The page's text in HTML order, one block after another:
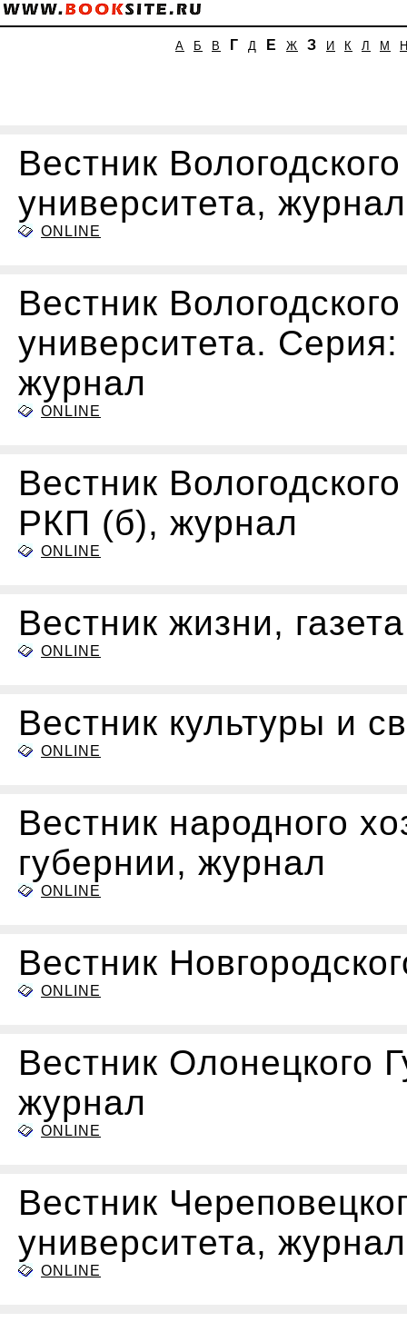
А Б В Г Д Е Ж З И К Л М
Вестник
университета, журнал
ONLINE
Вестник
университета.
журнал
ONLINE
Вестник
РКП (б), журнал
ONLINE
Вестник жизни, газета
ONLINE
Вестник культуры и
ONLINE
Вестник народного
губернии, журнал
ONLINE
Вестник
ONLINE
Вестник Олонецкого
журнал
ONLINE
Вестник
университета, журнал
ONLINE